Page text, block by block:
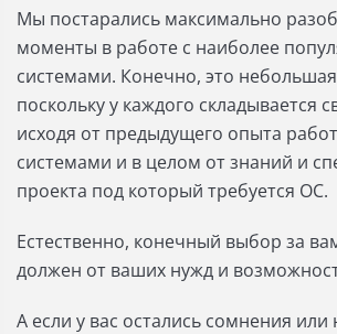
Мы постарались максимально
моменты в работе с наиболее
системами. Конечно, это небольшая
поскольку у каждого складывается
исходя от предыдущего опыта
системами и в целом от знаний и
проекта под который требуется ОС.
Естественно, конечный выбор за
должен от ваших нужд и
А если у вас остались сомнения